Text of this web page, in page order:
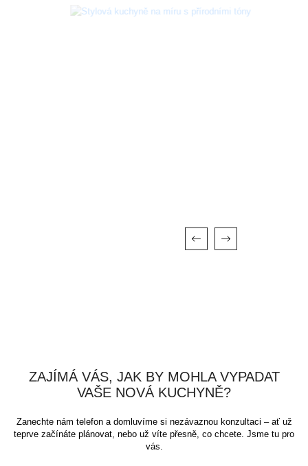
ZAJÍMÁ VÁS, JAK BY MOHLA VYPADAT
VAŠE NOVÁ KUCHYNĚ?
Zanechte nám telefon a domluvíme si nezávaznou konzultaci – ať už
teprve začínáte plánovat, nebo už víte přesně, co chcete. Jsme tu pro
vás.